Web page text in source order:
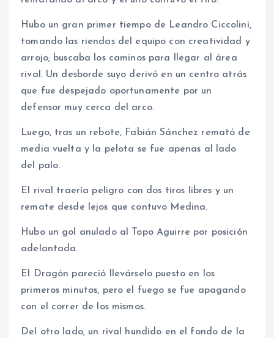
Hubo un gran primer tiempo de Leandro Ciccolini,
tomando las riendas del equipo con creatividad y
arrojo; buscaba los caminos para llegar al área
rival. Un desborde suyo derivó en un centro atrás
que fue despejado oportunamente por un
defensor muy cerca del arco.
Luego, tras un rebote, Fabián Sánchez remató de
media vuelta y la pelota se fue apenas al lado
del palo.
El rival traería peligro con dos tiros libres y un
remate desde lejos que contuvo Medina.
Hubo un gol anulado al Topo Aguirre por posición
adelantada.
El Dragón pareció llevárselo puesto en los
primeros minutos, pero el fuego se fue apagando
con el correr de los mismos.
Del otro lado, un rival hundido en el fondo de la